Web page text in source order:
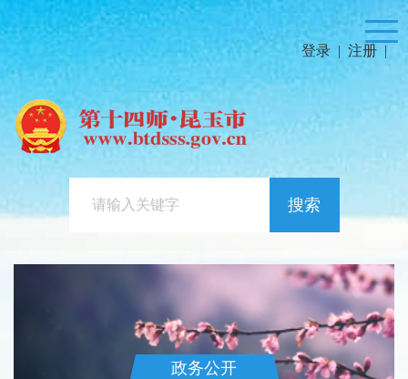
登录 | 注册 |
搜索
政务公开